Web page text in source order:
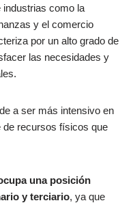
industrias como la
y el comercio
por un alto grado de
las necesidades y
a ser más intensivo en
de recursos físicos que
una posición
y terciario, ya que